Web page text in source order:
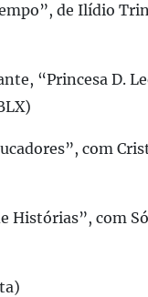
de Ilídio
“Princesa D.
com
Histórias”, com